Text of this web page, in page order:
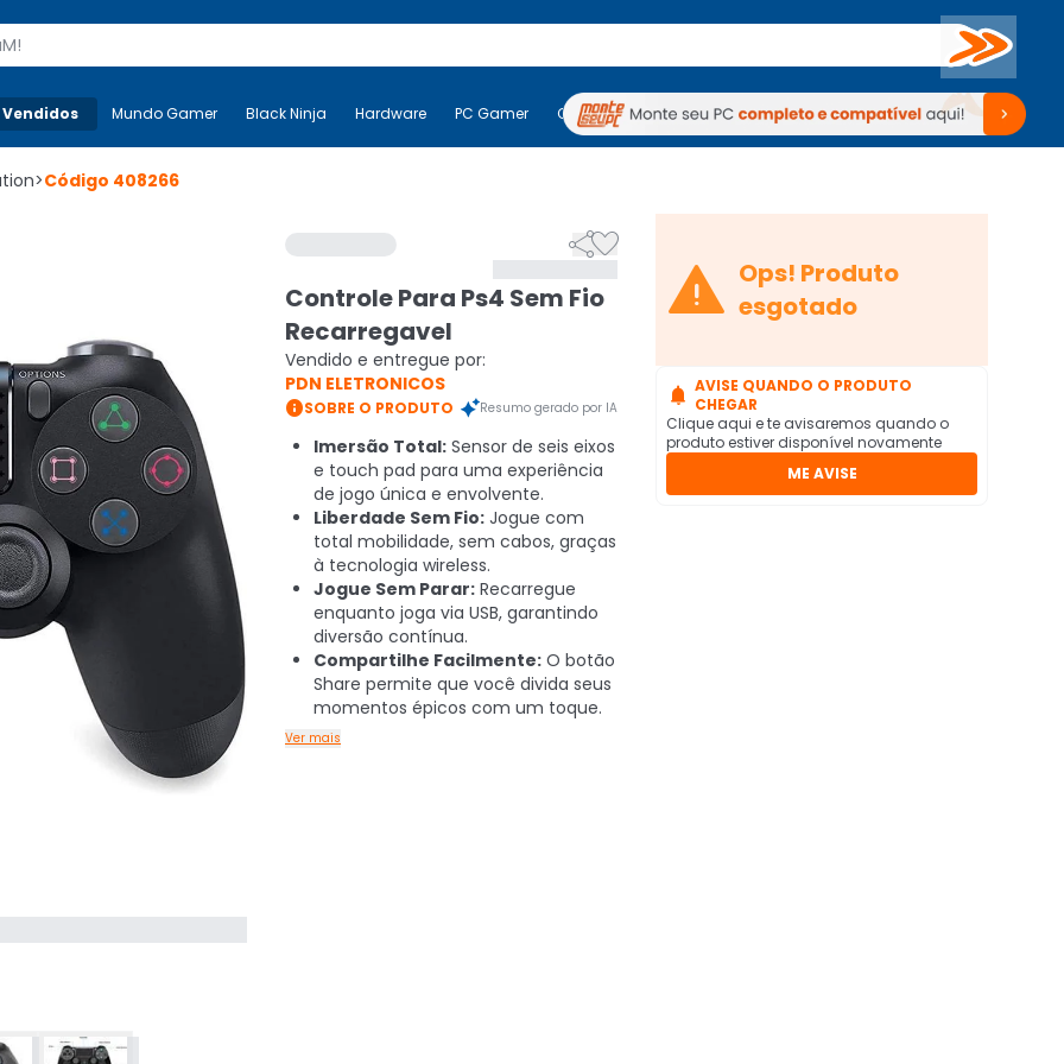
Buscar
Mais-v- Mundo Gamer Black Ninja Hardware PC Gamer Computadores Periféricos TV Venda no KaBuM!
Mundo Gamer Black Ninja Hardware PC Gamer Computadores Periféricos TV Venda no KaBuM!
>Código 408266

Controle Para Ps4 Sem Fio
Recarregavel
Vendido e entregue por:
PDN ELETRONICOS
SOBRE O PRODUTO Resumo gerado por IA
Imersão Total: Sensor de seis eixos
e touch pad para uma experiência
de jogo única e envolvente.
Liberdade Sem Fio: Jogue com
total mobilidade, sem cabos, graças
à tecnologia wireless.
Jogue Sem Parar: Recarregue
enquanto joga via USB, garantindo
diversão contínua.
Compartilhe Facilmente: O botão
Share permite que você divida seus
momentos épicos com um toque.
Ver mais
 Ops! Produto
esgotado
 AVISE QUANDO O PRODUTO
CHEGAR
Clique aqui e te avisaremos quando o
produto estiver disponível novamente
ME AVISE